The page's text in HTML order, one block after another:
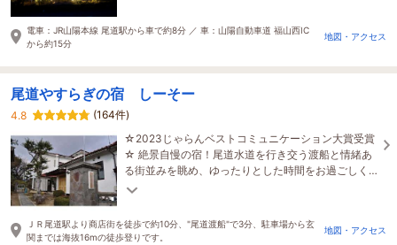
電車：JR山陽本線 尾道駅から車で約8分 ／ 車：山陽自動車道 福山西IC
から約15分
地図・アクセス
尾道やすらぎの宿 しーそー
4.8
(164件)
☆2023じゃらんベストコミュニケーション大賞受賞
☆ 絶景自慢の宿！尾道水道を行き交う渡船と情緒あ
る街並みを眺め、ゆったりとした時間をお過ごしく
ださい。ご夕食は、瀬戸内海の鮮魚が味わえます。
ＪＲ尾道駅より商店街を徒歩で約10分、"尾道渡船"で3分、駐車場から玄
関までは海抜16mの徒歩登りです。
地図・アクセス